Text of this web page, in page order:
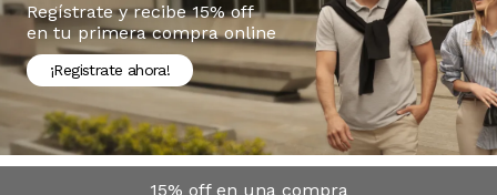
Regístrate y recibe 15% off
en tu primera compra online
¡Registrate ahora!
15% off en una compra